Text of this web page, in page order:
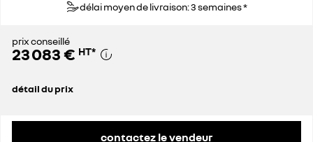
délai moyen de livraison: 3 semaines *
prix conseillé
23 083 € HT*
détail du prix
contactez le vendeur